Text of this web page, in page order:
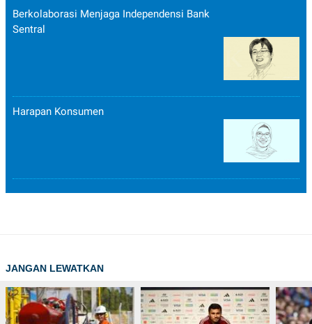
Berkolaborasi Menjaga Independensi Bank
Sentral
Harapan Konsumen
JANGAN LEWATKAN